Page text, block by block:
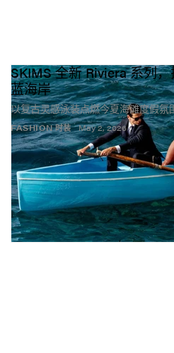
FASHION 时装
SKIMS 全新 Riviera 系列
蓝海岸
以复古灵感泳装点燃今夏海滩度假氛
May 2, 2026